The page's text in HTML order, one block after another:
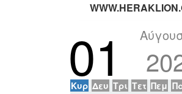
01
Κυρ Δευ Τρι Τετ Πεμ